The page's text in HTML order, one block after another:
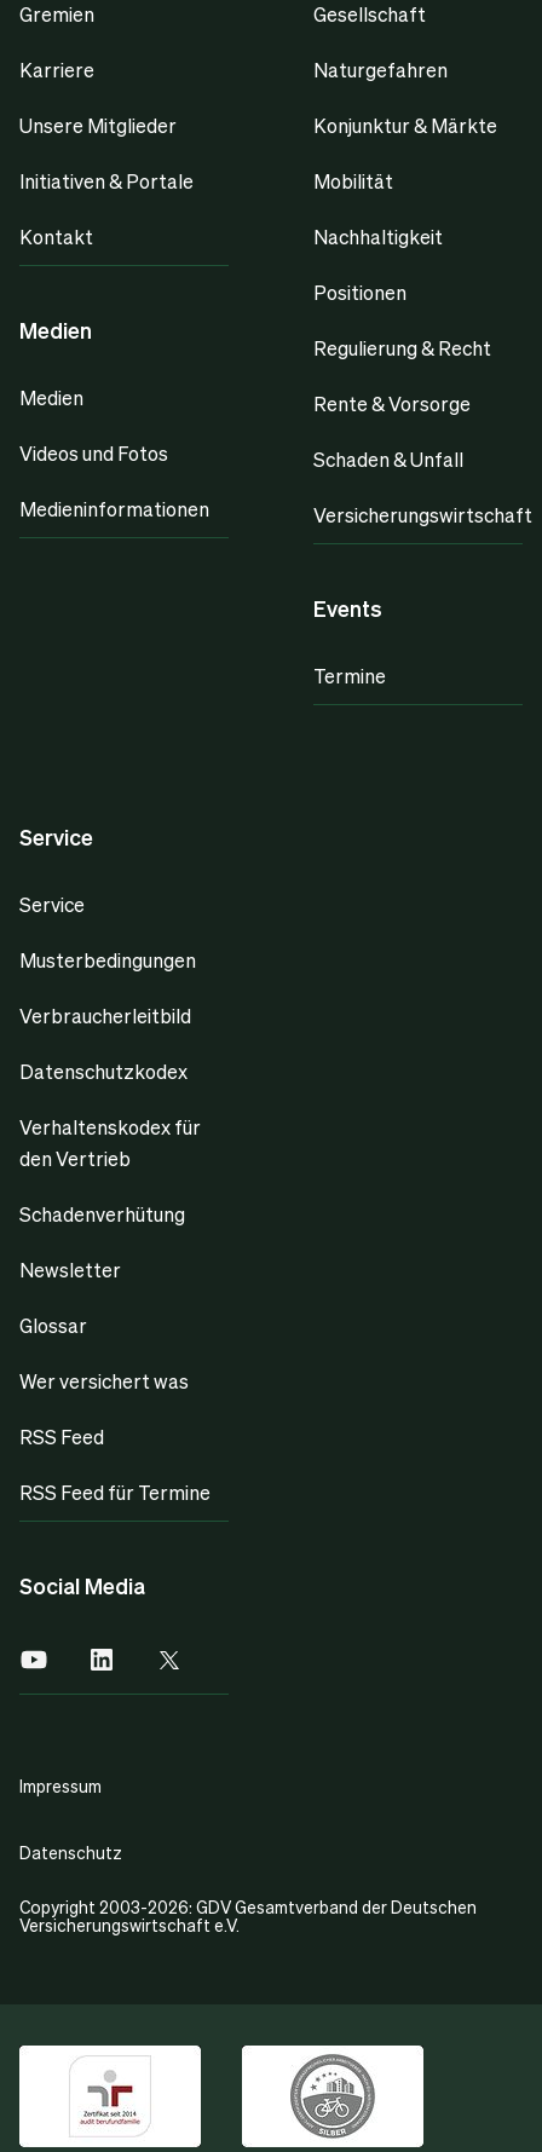
Gremien
Karriere
Unsere Mitglieder
Initiativen & Portale
Kontakt
Medien
Medien
Videos und Fotos
Medieninformationen
Gesellschaft
Naturgefahren
Konjunktur & Märkte
Mobilität
Nachhaltigkeit
Positionen
Regulierung & Recht
Rente & Vorsorge
Schaden & Unfall
Versicherungswirtschaft
Events
Termine
Service
Service
Musterbedingungen
Verbraucherleitbild
Datenschutzkodex
Verhaltenskodex für
den Vertrieb
Schadenverhütung
Newsletter
Glossar
Wer versichert was
RSS Feed
RSS Feed für Termine
Social Media
Copyright 2003-2026: GDV Gesamtverband der Deutschen
Versicherungswirtschaft e.V.
Impressum
Datenschutz